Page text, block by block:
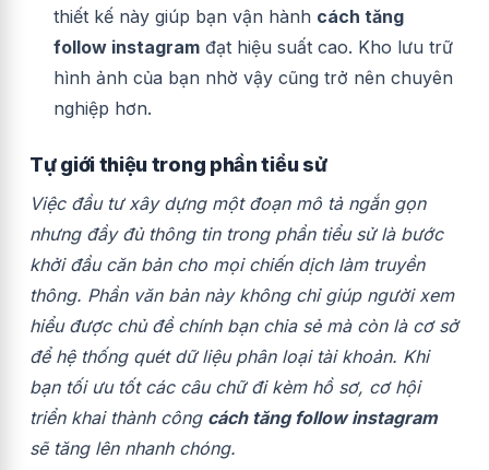
thiết kế này giúp bạn vận hành cách tăng
follow instagram đạt hiệu suất cao. Kho lưu trữ
hình ảnh của bạn nhờ vậy cũng trở nên chuyên
nghiệp hơn.
Tự giới thiệu trong phần tiểu sử
Việc đầu tư xây dựng một đoạn mô tả ngắn gọn
nhưng đầy đủ thông tin trong phần tiểu sử là bước
khởi đầu căn bản cho mọi chiến dịch làm truyền
thông. Phần văn bản này không chỉ giúp người xem
hiểu được chủ đề chính bạn chia sẻ mà còn là cơ sở
để hệ thống quét dữ liệu phân loại tài khoản. Khi
bạn tối ưu tốt các câu chữ đi kèm hồ sơ, cơ hội
triển khai thành công cách tăng follow instagram
sẽ tăng lên nhanh chóng.